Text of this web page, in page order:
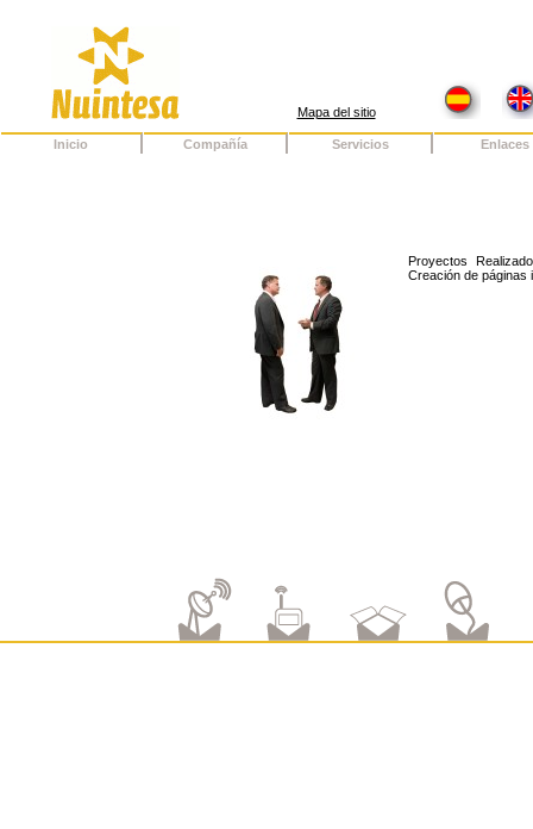
Mapa del sitio
Inicio Compañía Servicios Enlaces
Proyectos
Creación de páginas